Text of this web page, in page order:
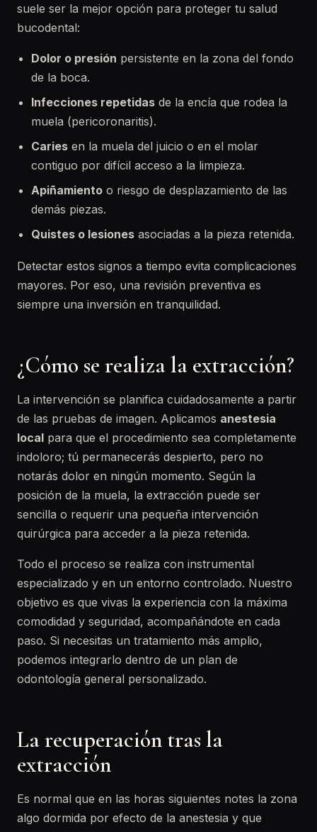
suele ser la mejor opción para proteger tu salud
bucodental:
Dolor o presión persistente en la zona del fondo
de la boca.
Infecciones repetidas de la encía que rodea la
muela (pericoronaritis).
Caries en la muela del juicio o en el molar
contiguo por difícil acceso a la limpieza.
Apiñamiento o riesgo de desplazamiento de las
demás piezas.
Quistes o lesiones asociadas a la pieza retenida.
Detectar estos signos a tiempo evita complicaciones
mayores. Por eso, una revisión preventiva es
siempre una inversión en tranquilidad.
¿Cómo se realiza la extracción?
La intervención se planifica cuidadosamente a partir
de las pruebas de imagen. Aplicamos anestesia
local para que el procedimiento sea completamente
indoloro; tú permanecerás despierto, pero no
notarás dolor en ningún momento. Según la
posición de la muela, la extracción puede ser
sencilla o requerir una pequeña intervención
quirúrgica para acceder a la pieza retenida.
Todo el proceso se realiza con instrumental
especializado y en un entorno controlado. Nuestro
objetivo es que vivas la experiencia con la máxima
comodidad y seguridad, acompañándote en cada
paso. Si necesitas un tratamiento más amplio,
podemos integrarlo dentro de un plan de
odontología general personalizado.
La recuperación tras la
extracción
Es normal que en las horas siguientes notes la zona
algo dormida por efecto de la anestesia y que